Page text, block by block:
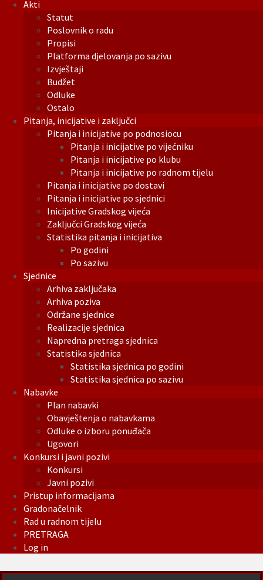
Akti
Statut
Poslovnik o radu
Propisi
Platforma djelovanja po sazivu
Izvještaji
Budžet
Odluke
Ostalo
Pitanja, inicijative i zaključci
Pitanja i inicijative po podnosiocu
Pitanja i inicijative po vijećniku
Pitanja i inicijative po klubu
Pitanja i inicijative po radnom tijelu
Pitanja i inicijative po dostavi
Pitanja i inicijative po sjednici
Inicijative Gradskog vijeća
Zaključci Gradskog vijeća
Statistika pitanja i inicijativa
Po godini
Po sazivu
Sjednice
Arhiva zaključaka
Arhiva poziva
Održane sjednice
Realizacije sjednica
Napredna pretraga sjednica
Statistika sjednica
Statistika sjednica po godini
Statistika sjednica po sazivu
Nabavke
Plan nabavki
Obavještenja o nabavkama
Odluke o izboru ponuđača
Ugovori
Konkursi i javni pozivi
Konkursi
Javni pozivi
Pristup informacijama
Gradonačelnik
Rad u radnom tijelu
PRETRAGA
Log in